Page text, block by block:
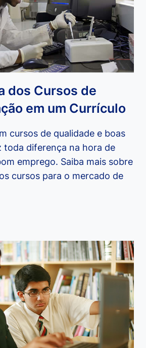
dos Cursos de
em um Currículo
cursos de qualidade e boas
toda diferença na hora de
emprego. Saiba mais sobre
cursos para o mercado de